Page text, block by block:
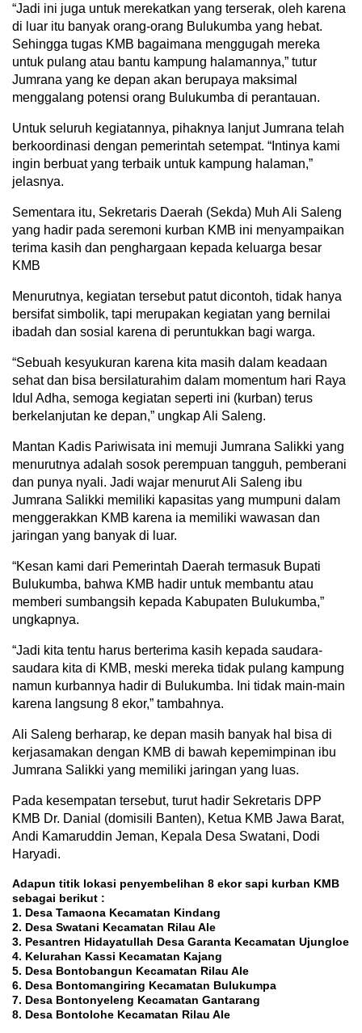
“Jadi ini juga untuk merekatkan yang terserak, oleh karena
di luar itu banyak orang-orang Bulukumba yang hebat.
Sehingga tugas KMB bagaimana menggugah mereka
untuk pulang atau bantu kampung halamannya,” tutur
Jumrana yang ke depan akan berupaya maksimal
menggalang potensi orang Bulukumba di perantauan.
Untuk seluruh kegiatannya, pihaknya lanjut Jumrana telah
berkoordinasi dengan pemerintah setempat. “Intinya kami
ingin berbuat yang terbaik untuk kampung halaman,”
jelasnya.
Sementara itu, Sekretaris Daerah (Sekda) Muh Ali Saleng
yang hadir pada seremoni kurban KMB ini menyampaikan
terima kasih dan penghargaan kepada keluarga besar
KMB
Menurutnya, kegiatan tersebut patut dicontoh, tidak hanya
bersifat simbolik, tapi merupakan kegiatan yang bernilai
ibadah dan sosial karena di peruntukkan bagi warga.
“Sebuah kesyukuran karena kita masih dalam keadaan
sehat dan bisa bersilaturahim dalam momentum hari Raya
Idul Adha, semoga kegiatan seperti ini (kurban) terus
berkelanjutan ke depan,” ungkap Ali Saleng.
Mantan Kadis Pariwisata ini memuji Jumrana Salikki yang
menurutnya adalah sosok perempuan tangguh, pemberani
dan punya nyali. Jadi wajar menurut Ali Saleng ibu
Jumrana Salikki memiliki kapasitas yang mumpuni dalam
menggerakkan KMB karena ia memiliki wawasan dan
jaringan yang banyak di luar.
“Kesan kami dari Pemerintah Daerah termasuk Bupati
Bulukumba, bahwa KMB hadir untuk membantu atau
memberi sumbangsih kepada Kabupaten Bulukumba,”
ungkapnya.
“Jadi kita tentu harus berterima kasih kepada saudara-
saudara kita di KMB, meski mereka tidak pulang kampung
namun kurbannya hadir di Bulukumba. Ini tidak main-main
karena langsung 8 ekor,” tambahnya.
Ali Saleng berharap, ke depan masih banyak hal bisa di
kerjasamakan dengan KMB di bawah kepemimpinan ibu
Jumrana Salikki yang memiliki jaringan yang luas.
Pada kesempatan tersebut, turut hadir Sekretaris DPP
KMB Dr. Danial (domisili Banten), Ketua KMB Jawa Barat,
Andi Kamaruddin Jeman, Kepala Desa Swatani, Dodi
Haryadi.
Adapun titik lokasi penyembelihan 8 ekor sapi kurban KMB
sebagai berikut :
1. Desa Tamaona Kecamatan Kindang
2. Desa Swatani Kecamatan Rilau Ale
3. Pesantren Hidayatullah Desa Garanta Kecamatan Ujungloe
4. Kelurahan Kassi Kecamatan Kajang
5. Desa Bontobangun Kecamatan Rilau Ale
6. Desa Bontomangiring Kecamatan Bulukumpa
7. Desa Bontonyeleng Kecamatan Gantarang
8. Desa Bontolohe Kecamatan Rilau Ale